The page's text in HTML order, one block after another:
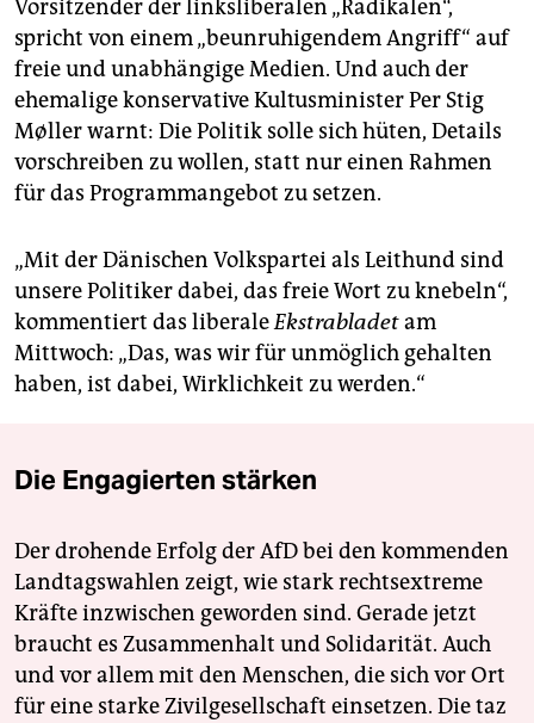
Vorsitzender der linksliberalen „Radikalen“,
spricht von einem „beunruhigendem Angriff“ auf
freie und unabhängige Medien. Und auch der
ehemalige konservative Kultusminister Per Stig
Møller warnt: Die Politik solle sich hüten, Details
vorschreiben zu wollen, statt nur einen Rahmen
für das Programmangebot zu setzen.
„Mit der Dänischen Volkspartei als Leithund sind
unsere Politiker dabei, das freie Wort zu knebeln“,
kommentiert das liberaleEkstrabladetam
Mittwoch: „Das, was wir für unmöglich gehalten
haben, ist dabei, Wirklichkeit zu werden.“
Die Engagierten stärken
Der drohende Erfolg der AfD bei den kommenden
Landtagswahlen zeigt, wie stark rechtsextreme
Kräfte inzwischen geworden sind. Gerade jetzt
braucht es Zusammenhalt und Solidarität. Auch
und vor allem mit den Menschen, die sich vor Ort
für eine starke Zivilgesellschaft einsetzen. Die taz